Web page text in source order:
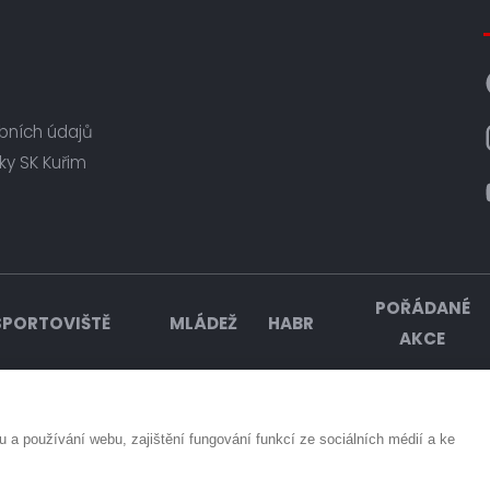
údajů
SK Kuřim
MLÁDEŽ HABR
POŘÁDANÉ
AKCE
a používání webu, zajištění fungování funkcí ze sociálních médií a ke